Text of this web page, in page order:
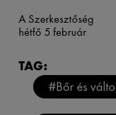
A Szerkesztőség
hétfő 5 február
TAG:
#Bőr és